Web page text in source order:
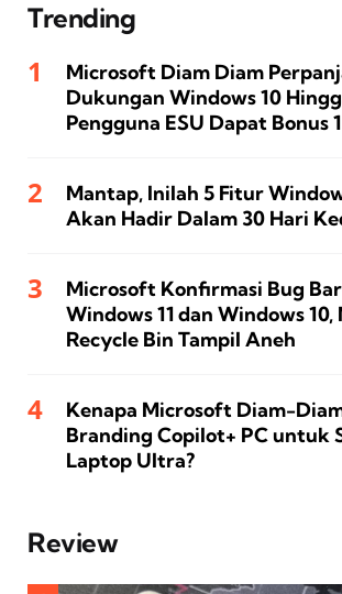
Trending
Microsoft Diam Diam
Dukungan Windows 10
Pengguna ESU Dapat Bonus
Mantap, Inilah 5 Fitur
Akan Hadir Dalam 30 Hari
Microsoft Konfirmasi Bug
Windows 11 dan Windows 10,
Recycle Bin Tampil Aneh
Kenapa Microsoft Diam-
Branding Copilot+ PC untuk
Laptop Ultra?
Review